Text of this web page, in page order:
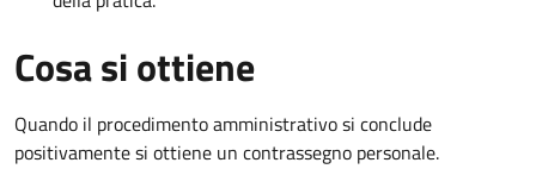
Cosa si ottiene
Quando il procedimento amministrativo si conclude
positivamente si ottiene un contrassegno personale.